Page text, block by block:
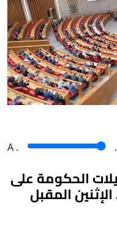
A .
الحكومة على
المقبل